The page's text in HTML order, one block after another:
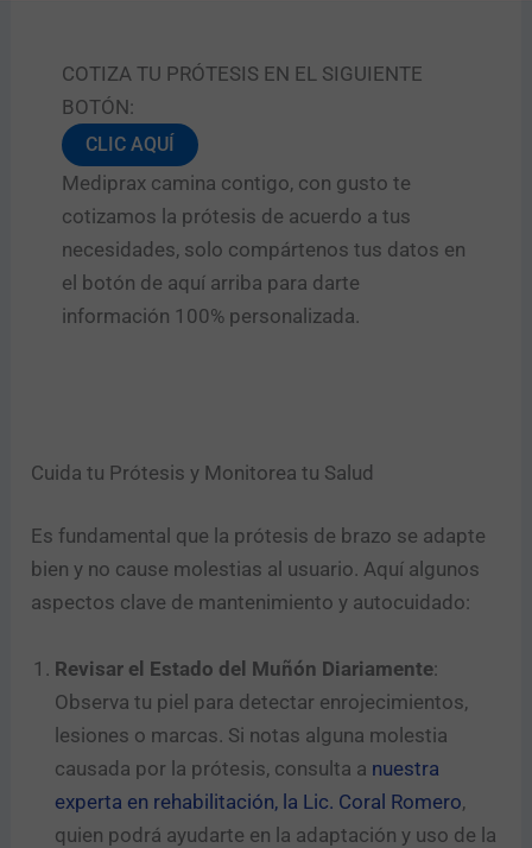
COTIZA TU PRÓTESIS EN EL SIGUIENTE
BOTÓN:
CLIC AQUÍ
Mediprax camina contigo, con gusto te
cotizamos la prótesis de acuerdo a tus
necesidades, solo compártenos tus datos en
el botón de aquí arriba para darte
información 100% personalizada.
Cuida tu Prótesis y Monitorea tu Salud
Es fundamental que la prótesis de brazo se adapte
bien y no cause molestias al usuario. Aquí algunos
aspectos clave de mantenimiento y autocuidado:
Revisar el Estado del Muñón Diariamente:
Observa tu piel para detectar enrojecimientos,
lesiones o marcas. Si notas alguna molestia
causada por la prótesis, consulta a nuestra
experta en rehabilitación, la Lic. Coral Romero,
quien podrá ayudarte en la adaptación y uso de la
Enviar